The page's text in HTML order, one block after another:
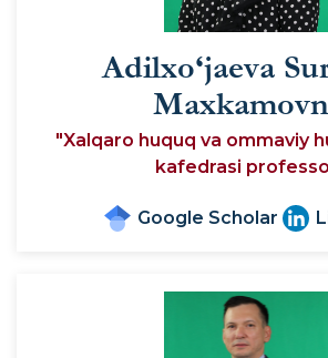
Adilxo‘jaeva
"Xalqaro huquq va ommaviy
kafedrasi
Google Scholar